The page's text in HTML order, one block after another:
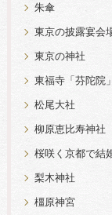
朱傘
東京の披露宴会
東京の神社
東福寺「芬陀院
松尾大社
柳原恵比寿神社
桜咲く京都で結
梨木神社
橿原神宮